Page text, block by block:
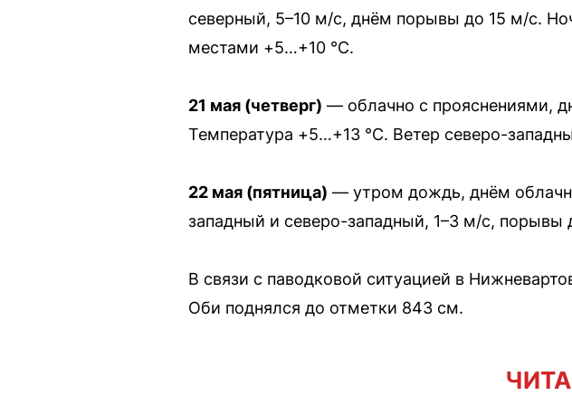
северный, 5–10 м/с, днём порывы до 15 м/с.
местами +5…+10 °C.
21 мая (четверг) — облачно с прояснениями,
Температура +5…+13 °C. Ветер северо-
22 мая (пятница) — утром дождь, днём
западный и северо-западный, 1–3 м/с, порывы
В связи с паводковой ситуацией в
Оби поднялся до отметки 843 см.